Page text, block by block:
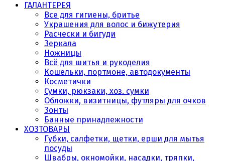
ГАЛАНТЕРЕЯ
Все для гигиены, бритье
Украшения для волос и бижутерия
Расчески и бигуди
Зеркала
Ножницы
Всё для шитья и рукоделия
Кошельки, портмоне, автодокументы
Косметички
Сумки, рюкзаки, хоз. сумки
Обложки, визитницы, футляры для очков
Зонты
Банные принадлежности
ХОЗТОВАРЫ
Губки, салфетки, щетки, ерши для мытья
посуды
Швабры, окномойки, насадки, тряпки,